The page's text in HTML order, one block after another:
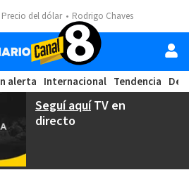
Precio del dólar Rodrigo Chaves
alerta Internacional Tendencia
Seguí aquíTV en
directo